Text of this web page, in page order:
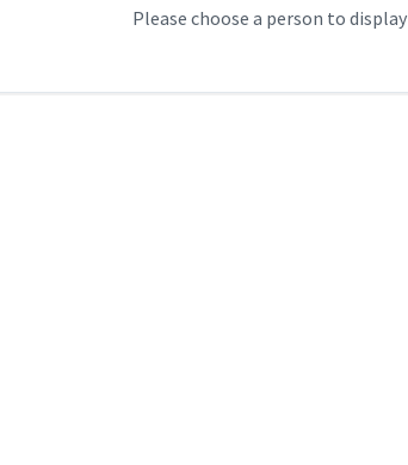
Please choose a person to display